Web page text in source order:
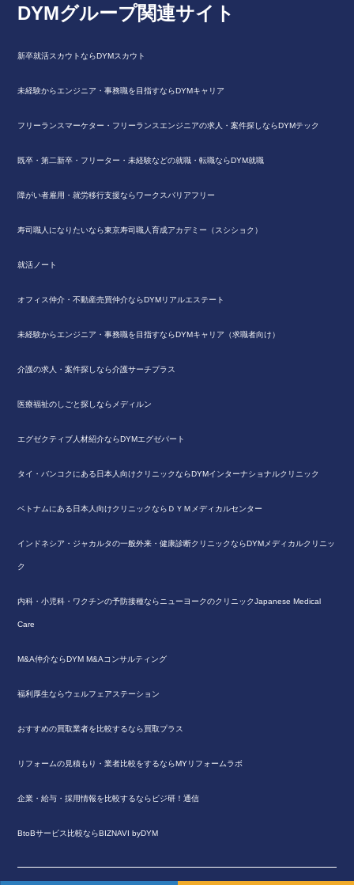
DYMグループ関連サイト
新卒就活スカウトならDYMスカウト
未経験からエンジニア・事務職を目指すならDYMキャリア
フリーランスマーケター・フリーランスエンジニアの求人・案件探しならDYMテック
既卒・第二新卒・フリーター・未経験などの就職・転職ならDYM就職
障がい者雇用・就労移行支援ならワークスバリアフリー
寿司職人になりたいなら東京寿司職人育成アカデミー（スシショク）
就活ノート
オフィス仲介・不動産売買仲介ならDYMリアルエステート
未経験からエンジニア・事務職を目指すならDYMキャリア（求職者向け）
介護の求人・案件探しなら介護サーチプラス
医療福祉のしごと探しならメディルン
エグゼクティブ人材紹介ならDYMエグゼパート
タイ・バンコクにある日本人向けクリニックならDYMインターナショナルクリニック
ベトナムにある日本人向けクリニックならＤＹＭメディカルセンター
インドネシア・ジャカルタの一般外来・健康診断クリニックならDYMメディカルクリニッ
ク
内科・小児科・ワクチンの予防接種ならニューヨークのクリニックJapanese Medical
Care
M&A仲介ならDYM M&Aコンサルティング
福利厚生ならウェルフェアステーション
おすすめの買取業者を比較するなら買取プラス
リフォームの見積もり・業者比較をするならMYリフォームラボ
企業・給与・採用情報を比較するならビジ研！通信
BtoBサービス比較ならBIZNAVI byDYM